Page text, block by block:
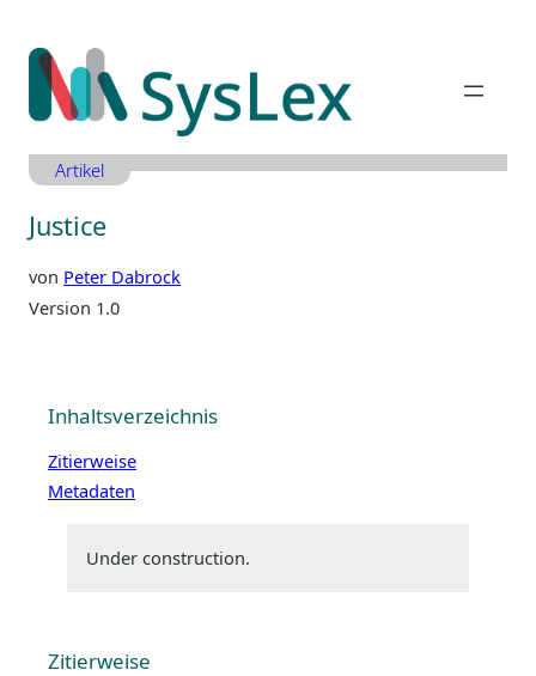
Inhalt
springen
Artikel
Justice
von Peter Dabrock
Version 1.0
Inhaltsverzeichnis
Zitierweise
Metadaten
Under construction.
Zitierweise